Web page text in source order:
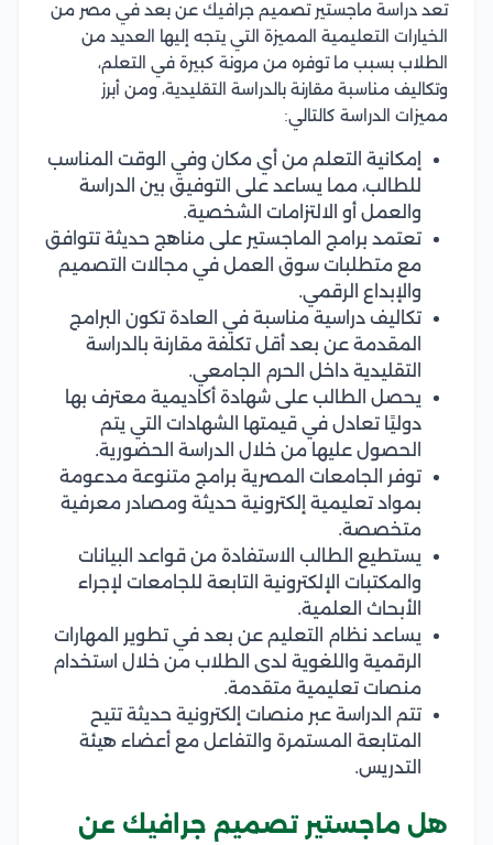
تعد دراسة ماجستير تصميم جرافيك عن بعد في مصر من
الخيارات التعليمية المميزة التي يتجه إليها العديد من
الطلاب بسبب ما توفره من مرونة كبيرة في التعلم،
وتكاليف مناسبة مقارنة بالدراسة التقليدية، ومن أبرز
مميزات الدراسة كالتالي:
إمكانية التعلم من أي مكان وفي الوقت المناسب
للطالب، مما يساعد على التوفيق بين الدراسة
والعمل أو الالتزامات الشخصية.
تعتمد برامج الماجستير على مناهج حديثة تتوافق
مع متطلبات سوق العمل في مجالات التصميم
والإبداع الرقمي.
تكاليف دراسية مناسبة في العادة تكون البرامج
المقدمة عن بعد أقل تكلفة مقارنة بالدراسة
التقليدية داخل الحرم الجامعي.
يحصل الطالب على شهادة أكاديمية معترف بها
دوليًا تعادل في قيمتها الشهادات التي يتم
الحصول عليها من خلال الدراسة الحضورية.
توفر الجامعات المصرية برامج متنوعة مدعومة
بمواد تعليمية إلكترونية حديثة ومصادر معرفية
متخصصة.
يستطيع الطالب الاستفادة من قواعد البيانات
والمكتبات الإلكترونية التابعة للجامعات لإجراء
الأبحاث العلمية.
يساعد نظام التعليم عن بعد في تطوير المهارات
الرقمية واللغوية لدى الطلاب من خلال استخدام
منصات تعليمية متقدمة.
تتم الدراسة عبر منصات إلكترونية حديثة تتيح
المتابعة المستمرة والتفاعل مع أعضاء هيئة
التدريس.
هل ماجستير تصميم جرافيك عن